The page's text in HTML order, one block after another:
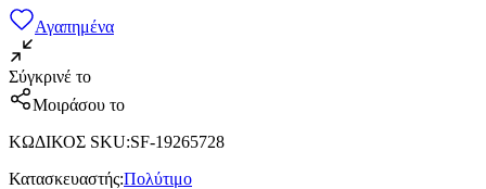
Αγαπημένα
Σύγκρινέ το
Μοιράσου το
ΚΩΔΙΚΟΣ SKU:SF-19265728
Κατασκευαστής:Πολύτιμο